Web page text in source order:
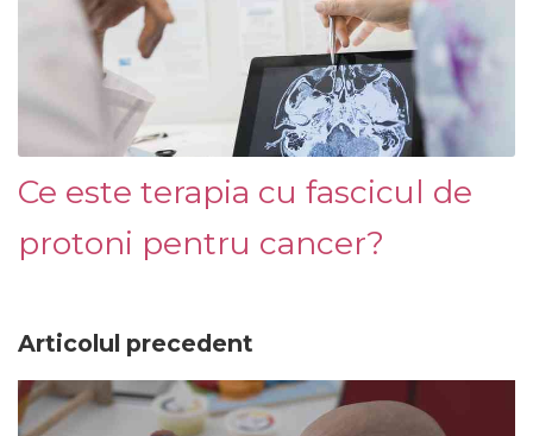
Ce este terapia cu fascicul de
protoni pentru cancer?
Articolul precedent